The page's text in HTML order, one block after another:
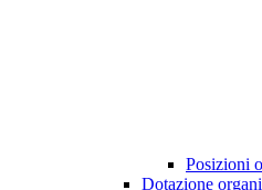
Posizioni
Dotazione